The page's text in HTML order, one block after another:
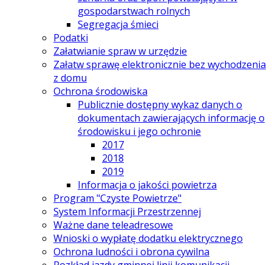
gospodarstwach rolnych
Segregacja śmieci
Podatki
Załatwianie spraw w urzędzie
Załatw sprawę elektronicznie bez wychodzenia
z domu
Ochrona środowiska
Publicznie dostępny wykaz danych o
dokumentach zawierających informację o
środowisku i jego ochronie
2017
2018
2019
Informacja o jakości powietrza
Program "Czyste Powietrze"
System Informacji Przestrzennej
Ważne dane teleadresowe
Wnioski o wypłatę dodatku elektrycznego
Ochrona ludności i obrona cywilna